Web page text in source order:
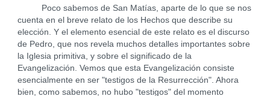
Poco sabemos de San Matías, aparte de lo que se nos
cuenta en el breve relato de los Hechos que describe su
elección. Y el elemento esencial de este relato es el discurso
de Pedro, que nos revela muchos detalles importantes sobre
la Iglesia primitiva, y sobre el significado de la
Evangelización. Vemos que esta Evangelización consiste
esencialmente en ser "testigos de la Resurrección". Ahora
bien, como sabemos, no hubo "testigos" del momento